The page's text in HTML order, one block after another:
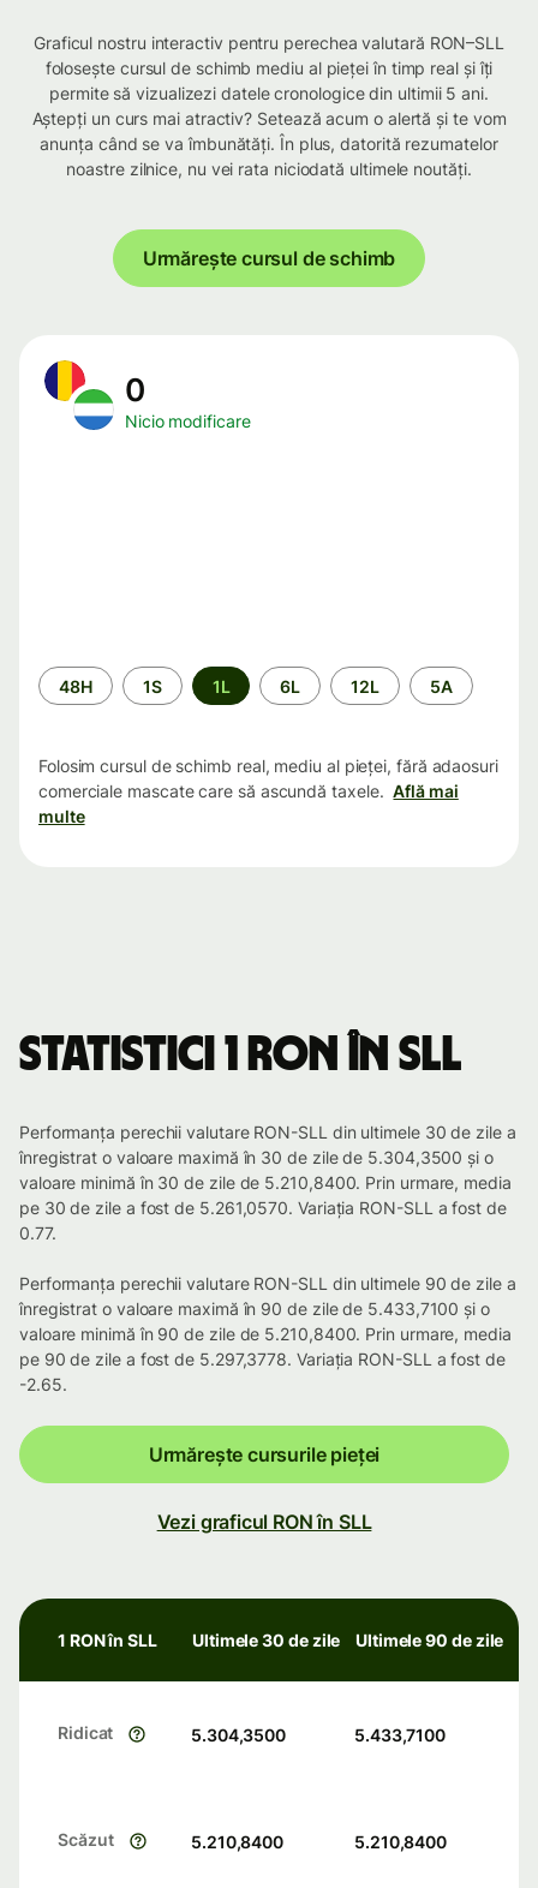
Graficul nostru interactiv pentru perechea valutară RON–SLL
folosește cursul de schimb mediu al pieței în timp real și îți
permite să vizualizezi datele cronologice din ultimii 5 ani.
Aștepți un curs mai atractiv? Setează acum o alertă și te vom
anunța când se va îmbunătăți. În plus, datorită rezumatelor
noastre zilnice, nu vei rata niciodată ultimele noutăți.
Urmărește cursul de schimb
0
Nicio modificare
Perioada
48H 1S 1L 6L 12L 5A
Folosim cursul de schimb real, mediu al pieței, fără adaosuri
comerciale mascate care să ascundă taxele. Află mai
multe
Statistici 1 RON în SLL
Performanța perechii valutare RON-SLL din ultimele 30 de zile a
înregistrat o valoare maximă în 30 de zile de 5.304,3500 și o
valoare minimă în 30 de zile de 5.210,8400. Prin urmare, media
pe 30 de zile a fost de 5.261,0570. Variația RON-SLL a fost de
0.77.
Performanța perechii valutare RON-SLL din ultimele 90 de zile a
înregistrat o valoare maximă în 90 de zile de 5.433,7100 și o
valoare minimă în 90 de zile de 5.210,8400. Prin urmare, media
pe 90 de zile a fost de 5.297,3778. Variația RON-SLL a fost de
-2.65.
Urmărește cursurile pieței
Vezi graficul RON în SLL
1 RON în SLL Ultimele 30 de zile Ultimele 90 de zile
Ridicat 5.304,3500 5.433,7100
Scăzut 5.210,8400 5.210,8400